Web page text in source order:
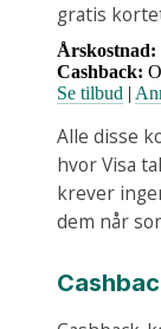
gratis
Årskostnad:
Cashback:
Se tilbud |
Alle disse
hvor Visa
krever
dem når